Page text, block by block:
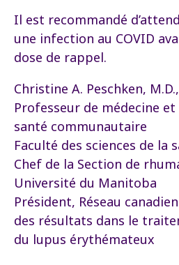
Il est recommandé
une infection au COVID
dose de rappel.
Christine A. Peschken, M.D.,
Professeur de médecine et
santé communautaire
Faculté des sciences de la
Chef de la Section de
Université du Manitoba
Président, Réseau
des résultats dans le
du lupus érythémateux